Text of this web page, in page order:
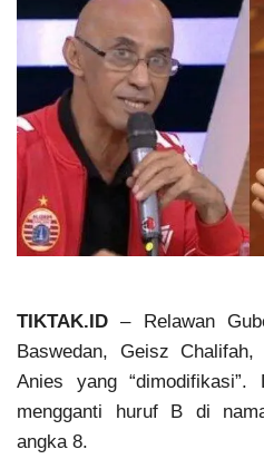
TIKTAK.ID – Relawan
Baswedan, Geisz
Anies yang
mengganti huruf B di
angka 8.